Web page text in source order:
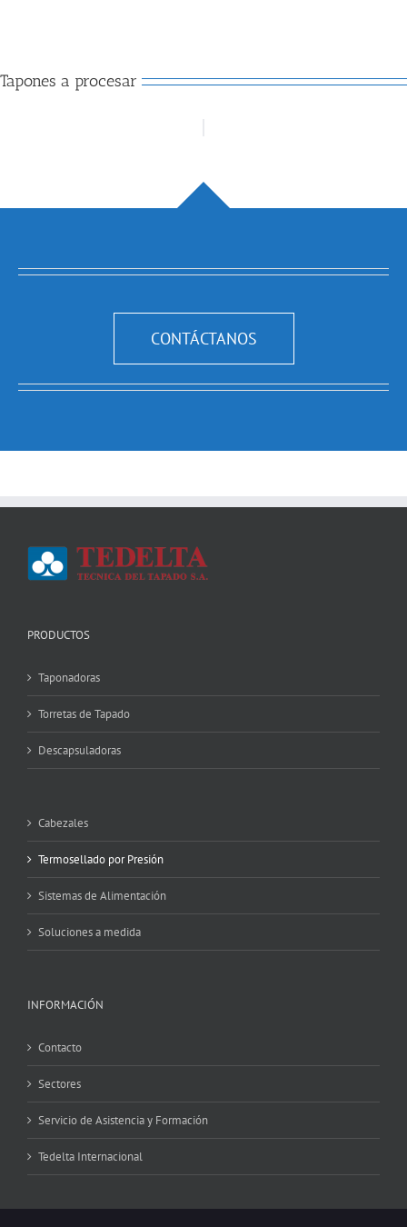
Tapones a procesar
CONTÁCTANOS
PRODUCTOS
Taponadoras
Torretas de Tapado
Descapsuladoras
Cabezales
Termosellado por Presión
Sistemas de Alimentación
Soluciones a medida
INFORMACIÓN
Contacto
Sectores
Servicio de Asistencia y Formación
Tedelta Internacional